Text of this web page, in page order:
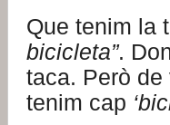
Que tenim la
bicicleta”.
taca. Però
tenim cap